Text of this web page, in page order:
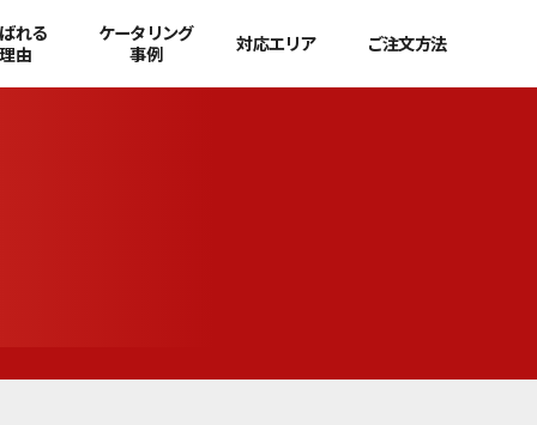
れる
理由
ケータリング
事例
対応エリア ご注文方法